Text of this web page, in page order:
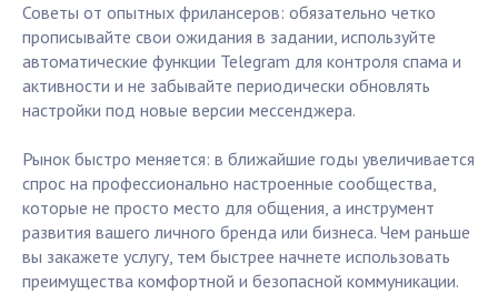
Советы от опытных фрилансеров: обязательно четко
прописывайте свои ожидания в задании, используйте
автоматические функции Telegram для контроля спама и
активности и не забывайте периодически обновлять
настройки под новые версии мессенджера.
Рынок быстро меняется: в ближайшие годы увеличивается
спрос на профессионально настроенные сообщества,
которые не просто место для общения, а инструмент
развития вашего личного бренда или бизнеса. Чем раньше
вы закажете услугу, тем быстрее начнете использовать
преимущества комфортной и безопасной коммуникации.